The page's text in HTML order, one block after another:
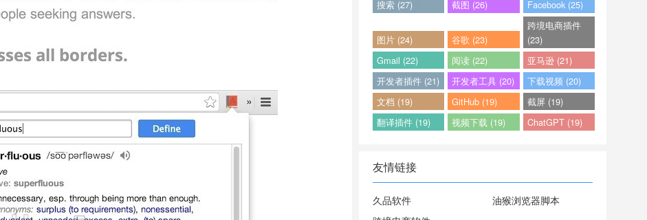
搜索 (27)
截图 (26) Facebook (25)
图片 (24) 谷歌 (23)
跨境电商插件
(23)
Gmail (22)
阅读 (22)
亚马逊 (21)
开发者插件 (21)
开发者工具 (20)
下载视频 (20)
文档 (19)
GitHub (19)
截屏 (19)
翻译插件 (19)
视频下载 (19) ChatGPT (19)
友情链接
久品软件
油猴浏览器脚本